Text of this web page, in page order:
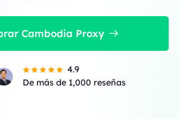
Cambodia Proxy
4.9
De más de 1,000 reseñas